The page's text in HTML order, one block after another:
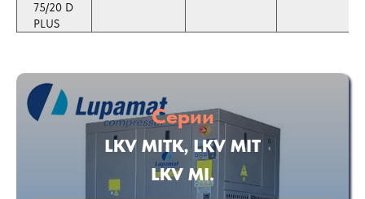
75/20 D
PLUS
Серии
LKV MITK, LKV MIT
LKV MI.